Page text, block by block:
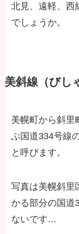
北見、遠軽、西
でしょうか。
美斜線（びし
美幌町から斜里
ぶ国道334号線の
と呼びます。
写真は美幌斜里
かる部分の国道
ないです…